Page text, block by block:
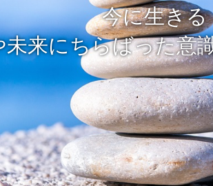
今に生きる
未来にちらばった意